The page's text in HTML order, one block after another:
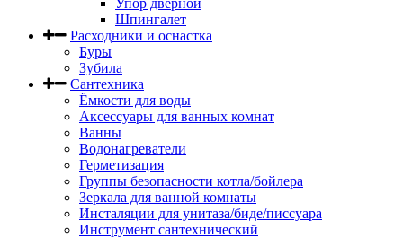
Упор дверной
Шпингалет
Расходники и оснастка
Буры
Зубила
Сантехника
Ёмкости для воды
Аксессуары для ванных комнат
Ванны
Водонагреватели
Герметизация
Группы безопасности котла/бойлера
Зеркала для ванной комнаты
Инсталяции для унитаза/биде/писсуара
Инструмент сантехнический